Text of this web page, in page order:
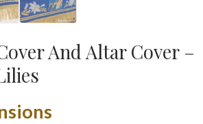
And Altar Cover –